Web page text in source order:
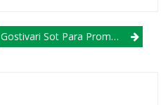
Gostivari Sot Para Promovimit Në Ligën E Parë, Vardari Duhet Pritur!